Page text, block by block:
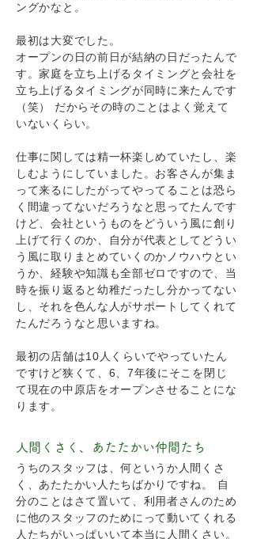
ングかなと。
最初は大変でした。
オープンの日の前日が結納の日だったんで
す。家庭を立ち上げるタイミングと会社を
立ち上げるタイミングが同時に来たんです
（笑） だからその時のことはよく覚えて
いないくらい。
仕事に関しては精一杯楽しめていたし、楽
しむようにしていました。お客さんが集ま
って来るにしたがってやってることは恐ら
く間違ってないだろうなと思ってたんです
けど、会社というものをどういう風に創り
上げて行くのか、自分が代表としてどうい
う風に取りまとめていくのかノウハウとい
うか、経験や知識も全部ゼロですので、当
時を振り返ると幼稚だったし分かってない
し、それを色んな人がサポートしてくれて
たんだろうなと思いますね。
最初の店舗は10人くらいでやっていたん
ですけど狭くて、6、7年後にそこを閉じ
て現在の中原店をオープンさせることにな
ります。
人間くさく、あたたかい仲間たち
うちのスタッフは、何というか人間くさ
く、あたたかい人たちばかりですね。 自
分のことはさて置いて、利用者さんのため
に他のスタッフのためにって動いてくれる
人たちがいっぱいいて本当に人間くさい。